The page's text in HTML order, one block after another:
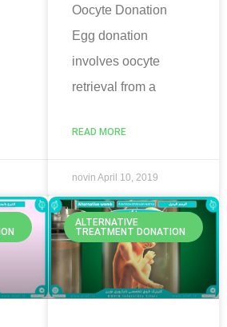
Oocyte Donation
Egg donation
involves oocyte
retrieval from a
READ MORE
novin April 10, 2019
ALTERNATIVE
TREATMENT DONATION